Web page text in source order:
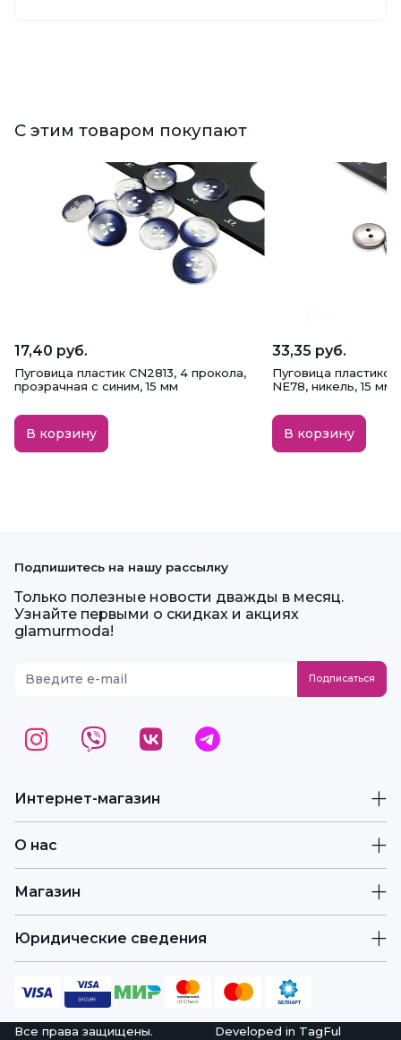
С этим товаром покупают
17,40 руб.
Пуговица пластик CN2813, 4 прокола,
прозрачная с синим, 15 мм
В корзину
33,35 руб.
Пуговица
NE78, никель, 15 мм
В корзину
Интернет-магазин
О нас
Магазин
Юридические сведения
Подпишитесь на нашу рассылку
Только полезные новости дважды в месяц.
Узнайте первыми о скидках и акциях
glamurmoda!
Все права защищены. Developed in TagFul